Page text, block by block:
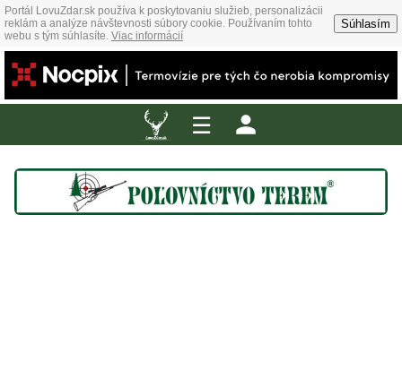
Portál LovuZdar.sk používa k poskytovaniu služieb, personalizácii
reklám a analýze návštevnosti súbory cookie. Používaním tohto
webu s tým súhlasíte. Viac informácií
Súhlasím
☰